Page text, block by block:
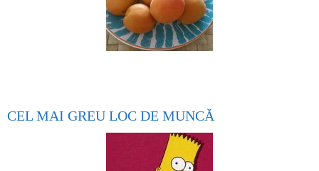
CEL MAI GREU LOC DE MUNCĂ